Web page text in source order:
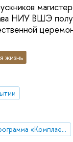
НИУ ВШЭ
жизнь
Магистерская программа «Комплаенс и профилактика правовых рисков»